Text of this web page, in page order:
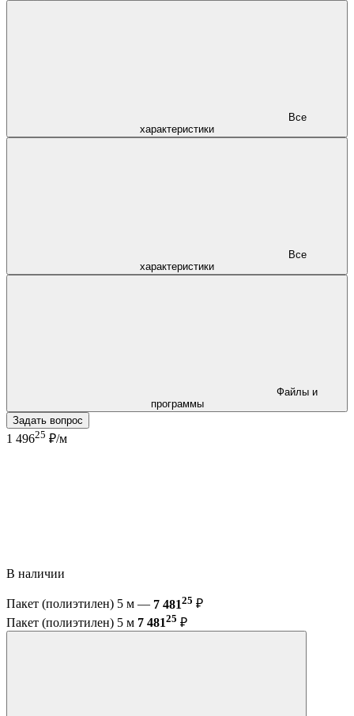
характеристики
характеристики
программы
Задать вопрос
1 49625 ₽/м
В наличии
Пакет (полиэтилен) 5 м — 7 48125 ₽
Пакет (полиэтилен) 5 м 7 48125 ₽